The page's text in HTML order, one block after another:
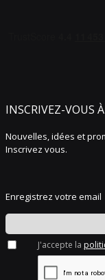
INSCRIVEZ-VOUS
Nouvelles, idées et
Inscrivez vous.
Enregistrez votre email
J'accepte la